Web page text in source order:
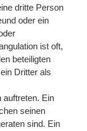
dritte Person
oder ein
ist oft,
beteiligten
Dritter als
auftreten. Ein
seinen
sind. Ein